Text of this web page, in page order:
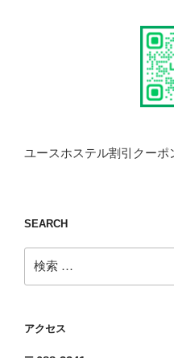
ユースホステル割引クーポ
SEARCH
索:
アクセス